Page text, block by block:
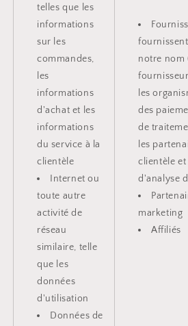
telles que les
informations
sur les
commandes,
les
informations
d'achat et les
informations
du service à la
clientèle
Internet ou
toute autre
activité de
réseau
similaire, telle
que les
données
d'utilisation
Données de
notre nom
les
des
de
les
clientèle
d'analyse
marketing
Affiliés